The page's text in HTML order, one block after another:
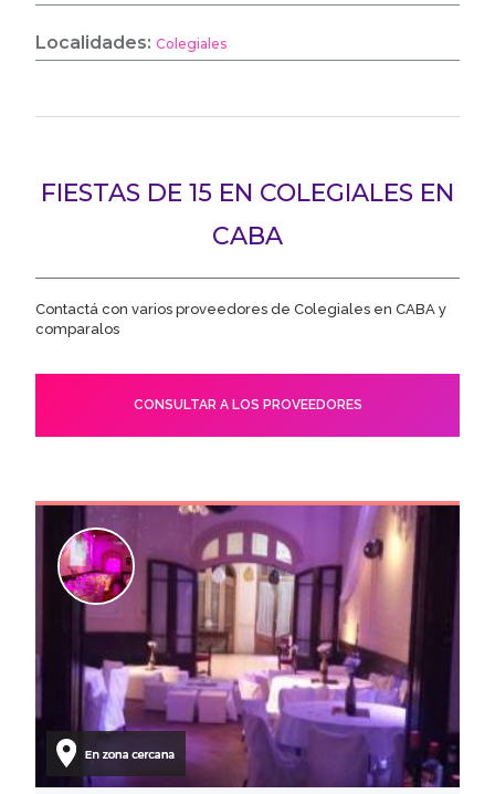
Localidades:Colegiales
FIESTAS DE 15 EN COLEGIALES EN
CABA
Contactá con varios proveedores de Colegiales en CABA y
comparalos
CONSULTAR A LOS PROVEEDORES